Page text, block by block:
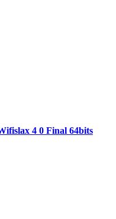
4 0 Final 64bits